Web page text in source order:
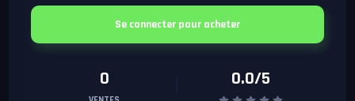
Se connecter pour acheter
0 0.0/5